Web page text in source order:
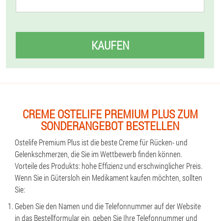
KAUFEN
CREME OSTELIFE PREMIUM PLUS ZUM
SONDERANGEBOT BESTELLEN
Ostelife Premium Plus ist die beste Creme für Rücken- und
Gelenkschmerzen, die Sie im Wettbewerb finden können.
Vorteile des Produkts: hohe Effizienz und erschwinglicher Preis.
Wenn Sie in Gütersloh ein Medikament kaufen möchten, sollten
Sie:
Geben Sie den Namen und die Telefonnummer auf der Website
in das Bestellformular ein, geben Sie Ihre Telefonnummer und